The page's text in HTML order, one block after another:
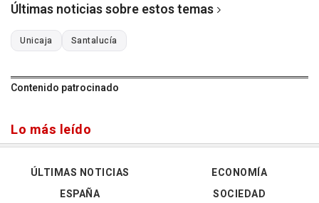
Últimas noticias sobre estos temas
Unicaja Santalucía
Contenido patrocinado
Lo más leído
ÚLTIMAS NOTICIAS
ESPAÑA
ECONOMÍA
SOCIEDAD